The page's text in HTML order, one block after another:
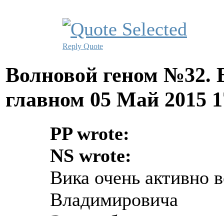
Reply Quote
Волновой геном №32.
главном 05 Май 2015
PP wrote:
NS wrote:
Вика очень активно
Владимировича